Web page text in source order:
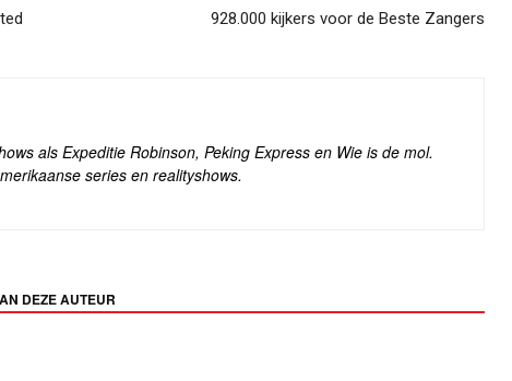
928.000 kijkers voor de Beste Zangers
als Expeditie Robinson, Peking Express en Wie is de mol.
series en realityshows.
DEZE AUTEUR